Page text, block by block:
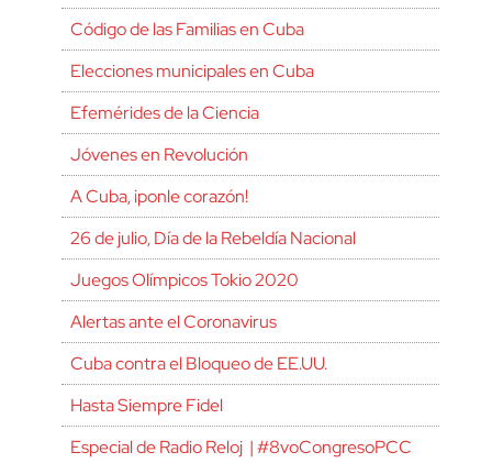
Código de las Familias en Cuba
Elecciones municipales en Cuba
Efemérides de la Ciencia
Jóvenes en Revolución
A Cuba, ¡ponle corazón!
26 de julio, Día de la Rebeldía Nacional
Juegos Olímpicos Tokio 2020
Alertas ante el Coronavirus
Cuba contra el Bloqueo de EE.UU.
Hasta Siempre Fidel
Especial de Radio Reloj | #8voCongresoPCC